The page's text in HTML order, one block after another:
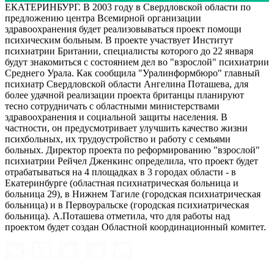
ЕКАТЕРИНБУРГ. В 2003 году в Свердловской области по
предложению центра Всемирной организации
здравоохранения будет реализовываться проект помощи
психическим больным. В проекте участвует Институт
психиатрии Британии, специалисты которого до 22 января
будут знакомиться с состоянием дел во "взрослой" психиатрии
Среднего Урала. Как сообщила "Уралинформбюро" главный
психиатр Свердловской области Ангелина Поташева, для
более удачной реализации проекта британцы планируют
тесно сотрудничать с областными министерствами
здравоохранения и социальной защиты населения. В
частности, он предусмотривает улучшить качество жизни
психбольных, их трудоустройство и работу с семьями
больных. Директор проекта по реформированию "взрослой"
психиатрии Рейчел Дженкинс определила, что проект будет
отрабатываться на 4 площадках в 3 городах области - в
Екатеринбурге (областная психиатрическая больница и
больница 29), в Нижнем Тагиле (городская психиатрическая
больница) и в Первоуральске (городская психиатрическая
больница). А.Поташева отметила, что для работы над
проектом будет создан Областной координационный комитет.